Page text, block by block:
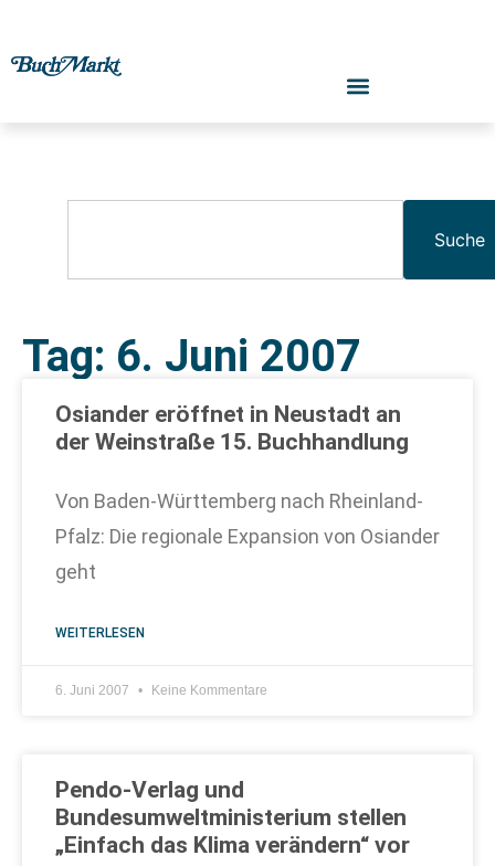
Suche
Tag: 6. Juni 2007
Osiander eröffnet in Neustadt an
der Weinstraße 15. Buchhandlung
Von Baden-Württemberg nach Rheinland-
Pfalz: Die regionale Expansion von Osiander
geht
WEITERLESEN
6. Juni 2007 Keine Kommentare
Pendo-Verlag und
Bundesumweltministerium stellen
„Einfach das Klima verändern“ vor